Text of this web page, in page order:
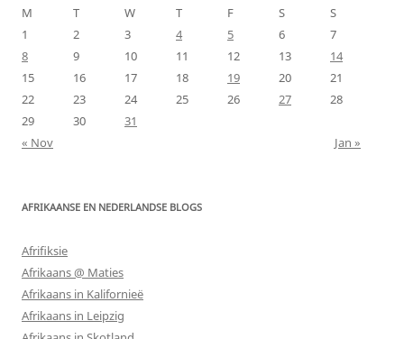
M
T W T F S
S
1
2 3 4 5 6
7
8
9 10 11 12 13
14
15
16 17 18 19 20
21
22
23 24 25 26 27
28
29
30
31
« Nov
Jan »
AFRIKAANSE EN NEDERLANDSE BLOGS
Afrifiksie
Afrikaans @ Maties
Afrikaans in Kalifornieë
Afrikaans in Leipzig